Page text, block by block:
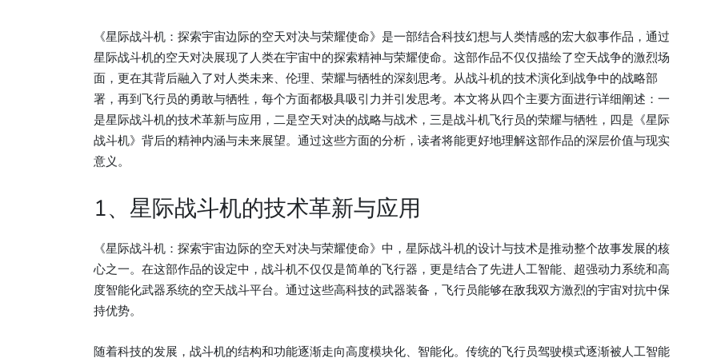
《星际战斗机：探索宇宙边际的空天对决与荣耀使命》是一部结合科技幻想与人类情感的宏大叙事作品，通过
星际战斗机的空天对决展现了人类在宇宙中的探索精神与荣耀使命。这部作品不仅仅描绘了空天战争的激烈场
面，更在其背后融入了对人类未来、伦理、荣耀与牺牲的深刻思考。从战斗机的技术演化到战争中的战略部
署，再到飞行员的勇敢与牺牲，每个方面都极具吸引力并引发思考。本文将从四个主要方面进行详细阐述：一
是星际战斗机的技术革新与应用，二是空天对决的战略与战术，三是战斗机飞行员的荣耀与牺牲，四是《星际
战斗机》背后的精神内涵与未来展望。通过这些方面的分析，读者将能更好地理解这部作品的深层价值与现实
意义。
1、星际战斗机的技术革新与应用
《星际战斗机：探索宇宙边际的空天对决与荣耀使命》中，星际战斗机的设计与技术是推动整个故事发展的核
心之一。在这部作品的设定中，战斗机不仅仅是简单的飞行器，更是结合了先进人工智能、超强动力系统和高
度智能化武器系统的空天战斗平台。通过这些高科技的武器装备，飞行员能够在敌我双方激烈的宇宙对抗中保
持优势。
随着科技的发展，战斗机的结构和功能逐渐走向高度模块化、智能化。传统的飞行员驾驶模式逐渐被人工智能